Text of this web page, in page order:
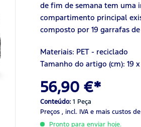
de fim de semana tem uma
compartimento principal
composto por 19 garrafas
Materiais: PET - reciclado
Tamanho do artigo (cm):19
56,90 €*
Conteúdo:1 Peça
Preços , incl. IVAe mais custos
Pronto para enviar hoje.